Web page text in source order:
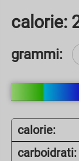
calorie:
grammi:
calorie:
carboidrati: